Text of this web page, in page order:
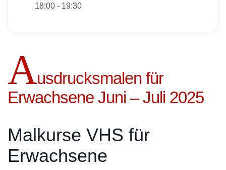
18:00 - 19:30
Ausdrucksmalen für
Erwachsene Juni – Juli 2025
Malkurse VHS für
Erwachsene